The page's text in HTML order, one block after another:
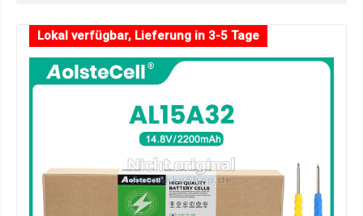
Lokal verfügbar, Lieferung in 3-5 Tage